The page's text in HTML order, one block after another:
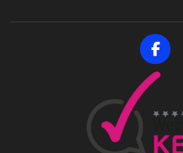
F
a
c
b
o